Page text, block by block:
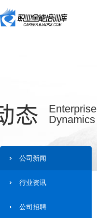
态
Enterprise
Dynamics
公司新闻
行业资讯
公司招聘